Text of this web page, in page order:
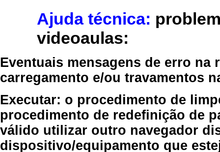
Ajuda técnica:
videoaulas:
Eventuais mensagens de erro
carregamento e/ou travamentos
Executar: o procedimento de
procedimento de redefinição de
válido utilizar outro navegador
dispositivo/equipamento que